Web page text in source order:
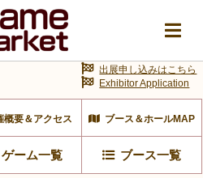
概要＆アクセス ブース＆ホールMAP
ゲーム一覧 ブース一覧
出展申し込みはこちら
Exhibitor Application